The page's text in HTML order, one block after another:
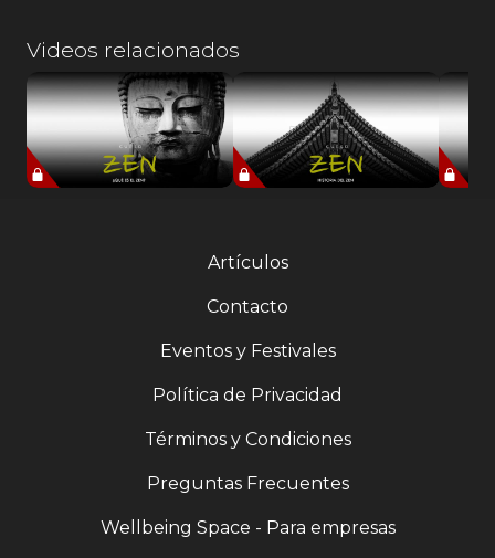
Videos relacionados
Artículos
Contacto
Eventos y Festivales
Política de Privacidad
Términos y Condiciones
Preguntas Frecuentes
Wellbeing Space - Para empresas